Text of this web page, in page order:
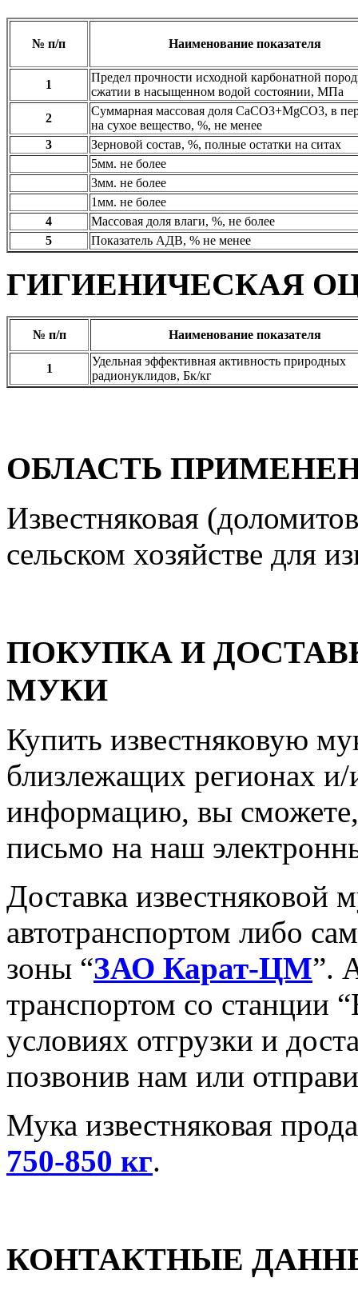
№ п/п Наименование показателя
1
Предел прочности исходной карбонатной
сжатии в насыщенном водой состоянии, МПа
2
Суммарная массовая доля CaCO3+MgCO3, в
на сухое вещество, %, не менее
3
Зерновой состав, %, полные остатки на ситах
5мм. не более
3мм. не более
1мм. не более
4
Массовая доля влаги, %, не более
5
Показатель АДВ, % не менее
ГИГИЕНИЧЕСКАЯ
№ п/п Наименование показателя
1
Удельная эффективная активность природных
радионуклидов, Бк/кг
ОБЛАСТЬ
Известняковая
сельском хозяйстве для
ПОКУПКА И
МУКИ
Купить известняковую
близлежащих регионах
информацию, вы
письмо на наш
Доставка известняковой
автотранспортом либо
зоны “ЗАО Карат-ЦМ”.
транспортом со станции
условиях отгрузки и
позвонив нам или
Мука известняковая
750-850 кг.
КОНТАКТНЫЕ